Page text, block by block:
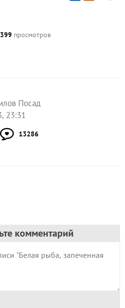
просмотров
Посад
23:31
13286
комментарий